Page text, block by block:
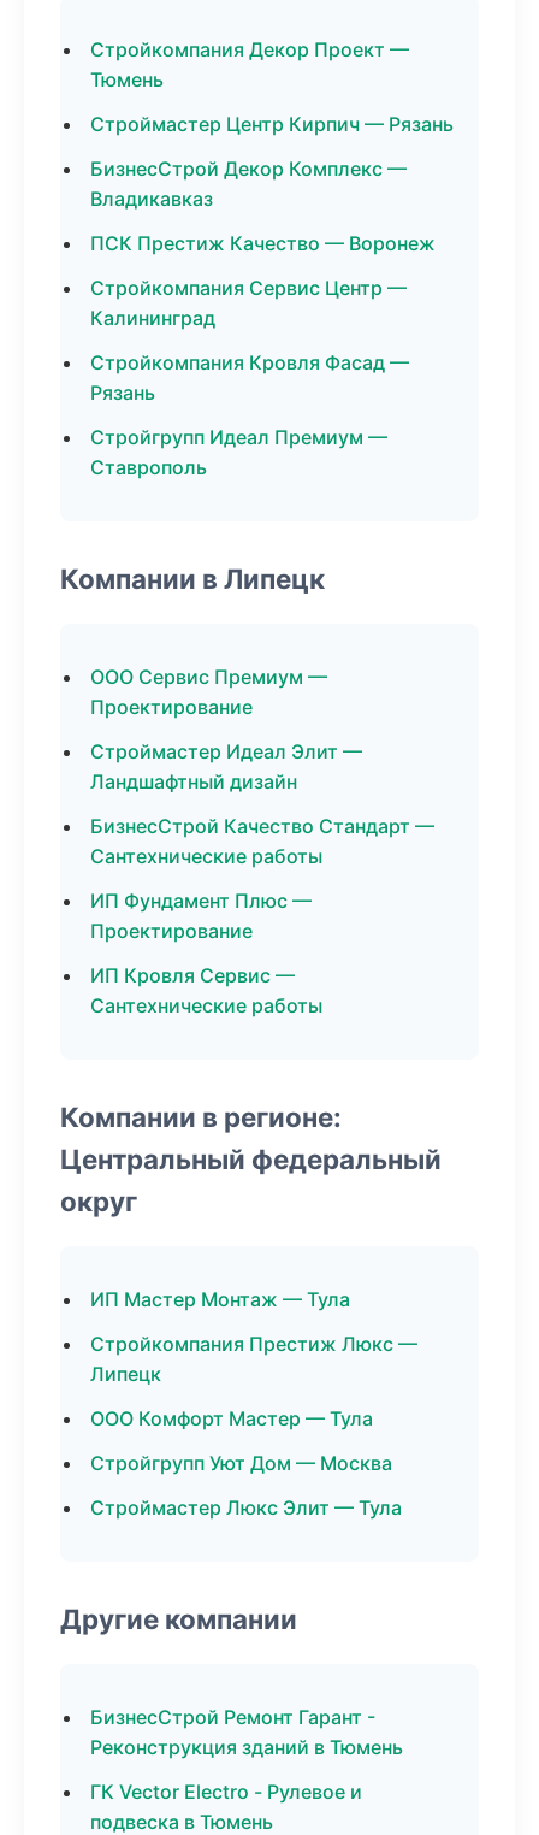
Стройкомпания Декор Проект —
Тюмень
Строймастер Центр Кирпич — Рязань
БизнесСтрой Декор Комплекс —
Владикавказ
ПСК Престиж Качество — Воронеж
Стройкомпания Сервис Центр —
Калининград
Стройкомпания Кровля Фасад —
Рязань
Стройгрупп Идеал Премиум —
Ставрополь
Компании в Липецк
ООО Сервис Премиум —
Проектирование
Строймастер Идеал Элит —
Ландшафтный дизайн
БизнесСтрой Качество Стандарт —
Сантехнические работы
ИП Фундамент Плюс —
Проектирование
ИП Кровля Сервис —
Сантехнические работы
Компании в регионе:
Центральный федеральный
округ
ИП Мастер Монтаж — Тула
Стройкомпания Престиж Люкс —
Липецк
ООО Комфорт Мастер — Тула
Стройгрупп Уют Дом — Москва
Строймастер Люкс Элит — Тула
Другие компании
БизнесСтрой Ремонт Гарант -
Реконструкция зданий в Тюмень
ГК Vector Electro - Рулевое и
подвеска в Тюмень